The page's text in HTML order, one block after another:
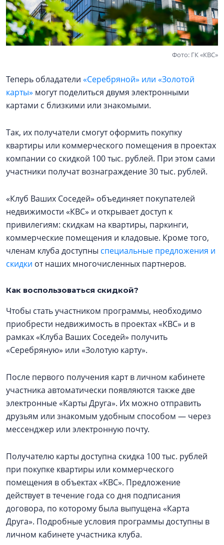
Фото: ГК «КВС»
Теперь обладатели «Серебряной» или «Золотой
карты» могут поделиться двумя электронными
картами с близкими или знакомыми.
Так, их получатели смогут оформить покупку
квартиры или коммерческого помещения в проектах
компании со скидкой 100 тыс. рублей. При этом сами
участники получат вознаграждение 30 тыс. рублей.
«Клуб Ваших Соседей» объединяет покупателей
недвижимости «КВС» и открывает доступ к
привилегиям: скидкам на квартиры, паркинги,
коммерческие помещения и кладовые. Кроме того,
членам клуба доступны специальные предложения и
скидки от наших многочисленных партнеров.
Как воспользоваться скидкой?
Чтобы стать участником программы, необходимо
приобрести недвижимость в проектах «КВС» и в
рамках «Клуба Ваших Соседей» получить
«Серебряную» или «Золотую карту».
После первого получения карт в личном кабинете
участника автоматически появляются также две
электронные «Карты Друга». Их можно отправить
друзьям или знакомым удобным способом — через
мессенджер или электронную почту.
Получателю карты доступна скидка 100 тыс. рублей
при покупке квартиры или коммерческого
помещения в объектах «КВС». Предложение
действует в течение года со дня подписания
договора, по которому была выпущена «Карта
Друга». Подробные условия программы доступны в
личном кабинете участника клуба.